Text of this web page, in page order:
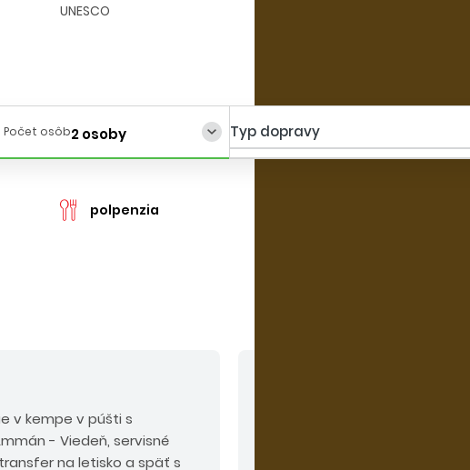
UNESCO
Počet osôb2 osoby Typ dopravy
polpenzia
v kempe v púšti s
- Viedeň, servisné
transfer na letisko a späť s